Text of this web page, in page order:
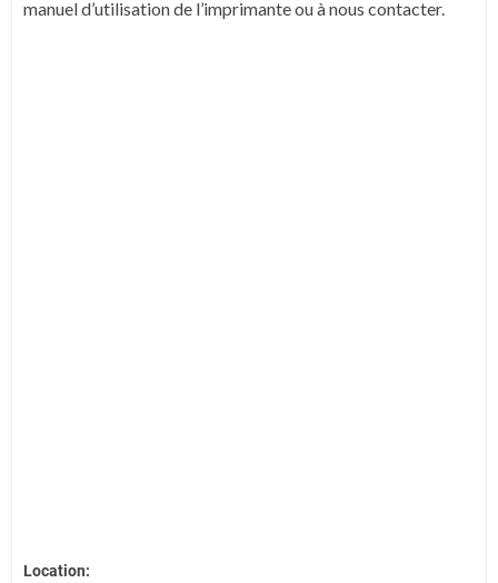
manuel d’utilisation de l’imprimante ou à nous contacter.
Location: